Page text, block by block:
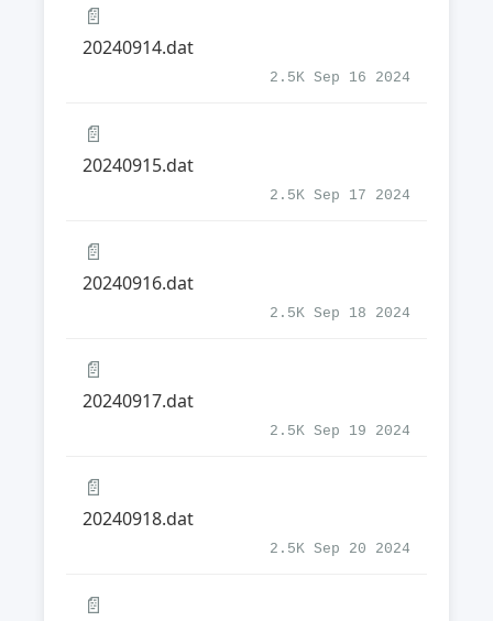
📄
20240914.dat
2.5K Sep 16 2024
📄
20240915.dat
2.5K Sep 17 2024
📄
20240916.dat
2.5K Sep 18 2024
📄
20240917.dat
2.5K Sep 19 2024
📄
20240918.dat
2.5K Sep 20 2024
📄